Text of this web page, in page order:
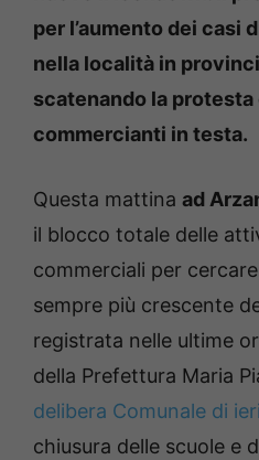
per l’aumento dei casi
nella località in
scatenando la
commercianti in testa.
Questa mattina ad
il blocco totale delle
commerciali per
sempre più crescente
registrata nelle ultime
della Prefettura Maria
delibera Comunale di ieri
chiusura delle scuole e